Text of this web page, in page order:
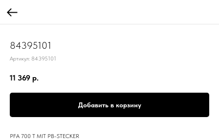
84395101
Артикул: 84395101
11 369 р.
Добавить в корзину
PFA 700 T MIT PB-STECKER